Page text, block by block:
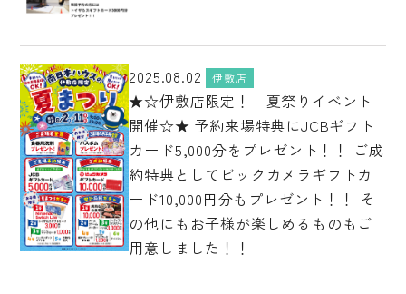
2025.08.02 伊敷店
★☆伊敷店限定！ 夏祭りイベント
開催☆★ 予約来場特典にJCBギフト
カード5,000分をプレゼント！！ ご成
約特典としてビックカメラギフトカ
ード10,000円分もプレゼント！！ そ
の他にもお子様が楽しめるものもご
用意しました！！